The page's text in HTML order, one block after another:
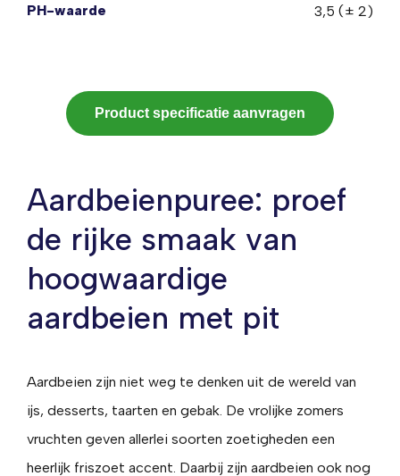
PH-waarde 3,5 (± 2)
Product specificatie aanvragen
Aardbeienpuree: proef
de rijke smaak van
hoogwaardige
aardbeien met pit
Aardbeien zijn niet weg te denken uit de wereld van
ijs, desserts, taarten en gebak. De vrolijke zomers
vruchten geven allerlei soorten zoetigheden een
heerlijk friszoet accent. Daarbij zijn aardbeien ook nog